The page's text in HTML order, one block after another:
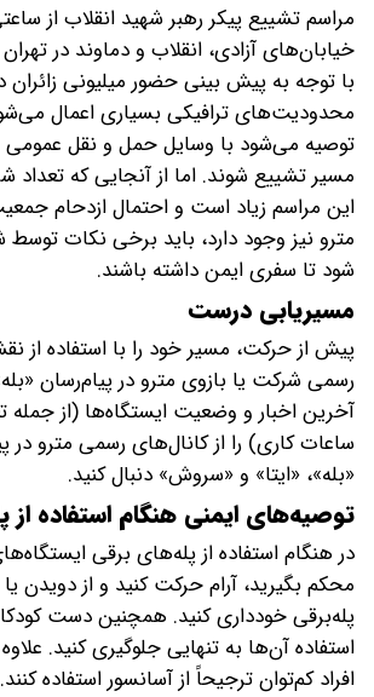
مراسم تشییع پیکر رهبر شهید انقلاب از
خیابان‌های آزادی، انقلاب و دماوند در
با توجه به پیش بینی حضور میلیونی زائران
محدودیت‌های ترافیکی بسیاری اعمال
توصیه می‌شود با وسایل حمل و نقل عمومی
مسیر تشییع شوند. اما از آنجایی که تعداد
این مراسم زیاد است و احتمال ازدحام
مترو نیز وجود دارد، باید برخی نکات توسط
شود تا سفری ایمن داشته باشند.
مسیریابی درست
پیش از حرکت، مسیر خود را با استفاده از
رسمی شرکت یا بازوی مترو در پیام‌رسان
آخرین اخبار و وضعیت ایستگاه‌ها (از جمله
ساعات کاری) را از کانال‌های رسمی مترو در
«بله»، «ایتا» و «سروش» دنبال کنید.
توصیه‌های ایمنی هنگام استفاده از
در هنگام استفاده از پله‌های برقی
محکم بگیرید، آرام حرکت کنید و از دویدن
پله‌برقی خودداری کنید. همچنین دست
استفاده آن‌ها به تنهایی جلوگیری کنید.
افراد کم‌توان ترجیحاً از آسانسور استفاده کنند.